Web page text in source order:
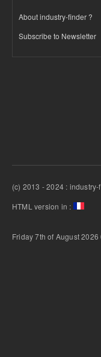
About industry-finder ?
Subscribe to Newsletter
(c) 2013 - 2024 :
HTML version in :
Friday 7th of August 2026